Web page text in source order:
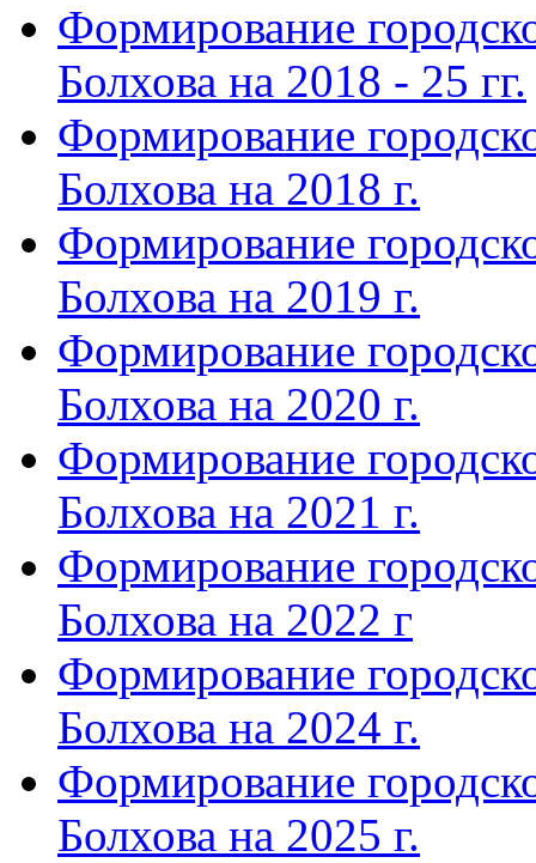
Формирование
Болхова на 2018 - 25 гг.
Формирование
Болхова на 2018 г.
Формирование
Болхова на 2019 г.
Формирование
Болхова на 2020 г.
Формирование
Болхова на 2021 г.
Формирование
Болхова на 2022 г
Формирование
Болхова на 2024 г.
Формирование
Болхова на 2025 г.